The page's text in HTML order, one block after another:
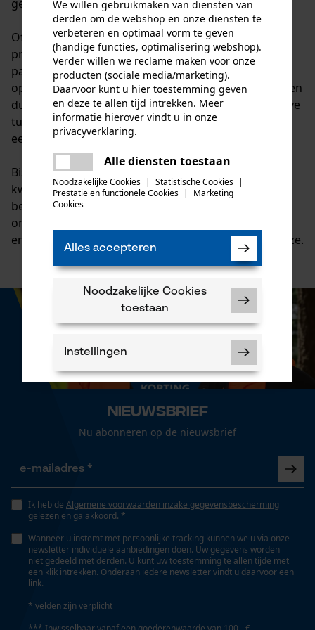
gebruik.
Of het nu gaat om gereedschap, accessoires of
praktische hulpmiddelen voor professioneel en
particulier gebruik, Bison biedt doordachte
oplossingen met een sterke focus op functionaliteit en
duurzaamheid. Vooral in de bosbouw en bij intensieve
tuinwerkzaamheden waarderen gebruikers het
eenvoudige gebruik en de slijtvaste kwaliteit.
Bison staat bekend om een uitstekende prijs-
kwaliteitverhouding, praktijkgerichte producten en
betrouwbare prestaties, ook onder zware
omstandigheden. Wie kiest voor robuuste uitrusting
en bewezen kwaliteit, maakt met Bison de juiste keuze.
Nieuwsbrief
Nu abonneren op de nieuwsbrief
Ik heb de Algemene voorwaarden inzake gegevensbescherming
gelezen en ga akkoord. *
Wanneer u instemt met persoonlijke tracking kunnen we u via onze
newsletter individuele aanbiedingen doen. Uw gegevens worden
niet gedeeld met derden. U kunt uw toestemming te allen tijde met
een klik intrekken. Onderaan iedere newsletter vindt u daarvoor een
link.
* velden zijn verplicht
We willen gebruikmaken van diensten van
derden om de webshop en onze diensten te
verbeteren en optimaal vorm te geven
(handige functies, optimalisering webshop).
Verder willen we reclame maken voor onze
producten (sociale media/marketing).
Daarvoor kunt u hier toestemming geven
en deze te allen tijd intrekken. Meer
informatie hierover vindt u in onze
privacyverklaring.
Alle diensten toestaan
Noodzakelijke Cookies | Statistische Cookies |
Prestatie en functionele Cookies |
Marketing
Cookies
Alles accepteren
Noodzakelijke Cookies
toestaan
Instellingen
Noodzakelijke Cookies
Session ID
De keuze voor
gegevensverwerking opslaan
Econda Tag Manager
Statistische Cookies
Er is een fout opgetreden. Gelieve
het opnieuw te proberen.
delen
mail